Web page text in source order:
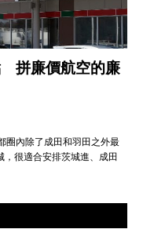
拼廉價航空的廉
圈內除了成田和羽田之外最
很適合安排茨城進、成田